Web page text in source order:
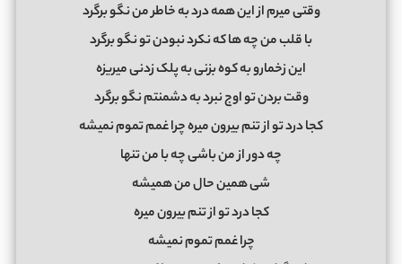
وقتی میرم از این همه درد به خاطر من نگو برگرد
با قلب من چه ها که نکرد نبودن تو نگو برگرد
این زخمارو به کوه بزنی به پلک زدنی میریزه
وقت بردن تو اوج نبرد به دشمنتم نگو برگرد
کجا درد تو از تنم بیرون میره چرا غمم تموم نمیشه
چه دور از من باشی چه با من تنها
شی همین حال من همیشه
کجا درد تو از تنم بیرون میره
چرا غمم تموم نمیشه